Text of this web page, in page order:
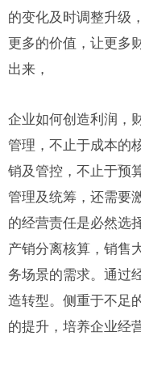
的变化及时调整升级
更多的价值，让更多
出来，
企业如何创造利润，
管理，不止于成本的
销及管控，不止于预
管理及统筹，还需要
的经营责任是必然选
产销分离核算，销售
务场景的需求。通过
造转型。侧重于不足
的提升，培养企业经